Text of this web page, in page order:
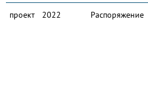
проект 2022 Распоряжение